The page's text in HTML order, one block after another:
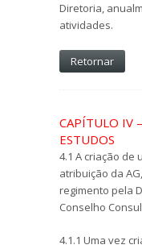
Diretoria,
atividades.
Retornar
CAPÍTULO IV
ESTUDOS
4.1 A criação de
atribuição da
regimento pela
Conselho
4.1.1 Uma vez